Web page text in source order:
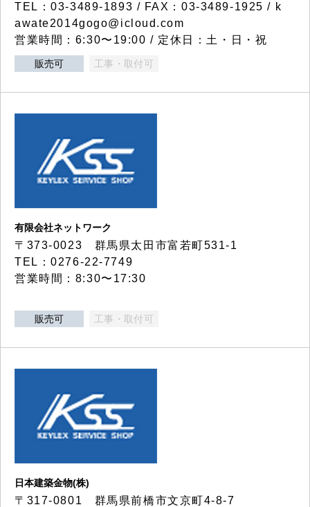
TEL：03-3489-1893 / FAX：03-3489-1925 / k
awate2014gogo@icloud.com
営業時間：6:30〜19:00 / 定休日：土・日・祝
販売可 工事・取付可
有限会社ネットワーク
〒373-0023 群馬県太田市富若町531-1
TEL：0276-22-7749
営業時間：8:30〜17:30
販売可 工事・取付可
日本建築金物(株)
〒317‐0801 群馬県前橋市文京町4-8-7